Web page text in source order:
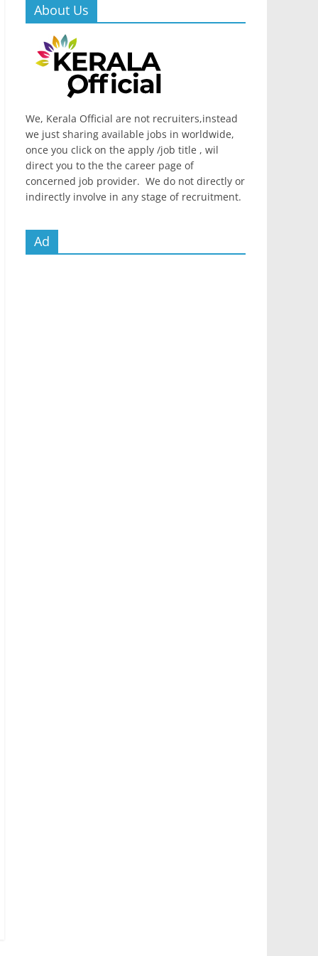
About Us
We, Kerala Official are not recruiters,instead
we just sharing available jobs in worldwide,
once you click on the apply /job title , wil
direct you to the the career page of
concerned job provider. We do not directly or
indirectly involve in any stage of recruitment.
Ad